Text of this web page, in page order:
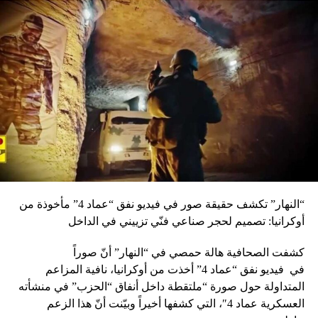
RELATED TOPICS:
الدفاع الروسية: اختفاء طائرة على متنها 14 عسكريا عن
الرادار قبالة سوريا
DON'T MISS
الحواط التقى سيمون فرنجية في اطار الاهتمام بمشروع
طريق عنايا
“النهار” تكشف حقيقة صور في فيديو نفق “عماد 4” مأخوذة من
أوكرانيا: تصميم لحجر صناعي فنّي تزييني في الداخل
كشفت الصحافية هالة حمصي في “النهار” أنّ صوراً
في فيديو
نفق “عماد 4” أخذت من أوكرانيا، نافية المزاعم
المتداولة حول صورة “ملتقطة داخل أنفاق “الحزب” في منشأته
العسكرية عماد 4″، التي كشفها أخيراً وبيّنت أنّ هذا الزعم